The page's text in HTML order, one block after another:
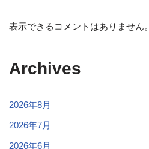
表示できるコメントはありません。
Archives
2026年8月
2026年7月
2026年6月